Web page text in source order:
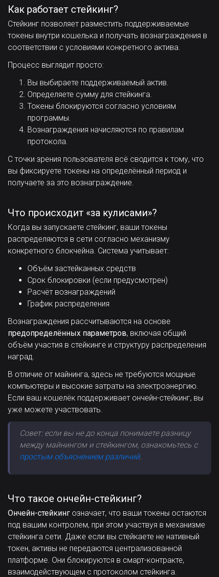
Как работает стейкинг?
Стейкинг позволяет разместить поддерживаемые
токены внутри кошелька и получать вознаграждения в
соответствии с условиями конкретного актива.
Процесс выглядит просто:
Вы выбираете поддерживаемый актив.
Определяете сумму для стейкинга.
Токены блокируются согласно условиям
программы.
Вознаграждения начисляются по правилам
протокола.
С точки зрения пользователя всё сводится к тому, что
вы фиксируете токены на определённый период и
получаете за это вознаграждение.
Что происходит «за кулисами»?
Когда вы запускаете стейкинг, ваши токены
распределяются в сети согласно механизму
конкретного блокчейна. Система учитывает:
Объём застейканных средств
Срок блокировки (если предусмотрен)
Расчёт вознаграждений
График распределения
Вознаграждения рассчитываются на основе
предопределённых параметров, включая общий
объём участия в стейкинге и структуру распределения
наград.
В отличие от майнинга, здесь не требуются мощные
компьютеры и высокие затраты на электроэнергию.
Если ваш кошелёк поддерживает ончейн-стейкинг, вы
уже можете участвовать.
Совет: если вы не до конца понимаете разницу
между майнингом и стейкингом, ознакомьтесь с
простым объяснением различий.
Что такое ончейн-стейкинг?
Ончейн-стейкинг означает, что ваши токены остаются
под вашим контролем, при этом участвуя в механизме
стейкинга сети. Даже если вы стейкаете не нативный
токен, активы не передаются централизованной
платформе. Они блокируются в смарт-контракте,
взаимодействующем с протоколом стейкинга.